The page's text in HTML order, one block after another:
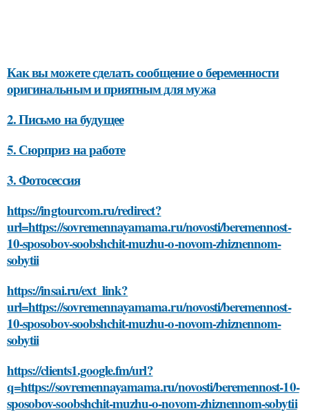
Как вы можете сделать сообщение о беременности
оригинальным и приятным для мужа
2. Письмо на будущее
5. Сюрприз на работе
3. Фотосессия
https://ingtourcom.ru/redirect?
url=https://sovremennayamama.ru/novosti/beremennost-
10-sposobov-soobshchit-muzhu-o-novom-zhiznennom-
sobytii
https://insai.ru/ext_link?
url=https://sovremennayamama.ru/novosti/beremennost-
10-sposobov-soobshchit-muzhu-o-novom-zhiznennom-
sobytii
https://clients1.google.fm/url?
q=https://sovremennayamama.ru/novosti/beremennost-10-
sposobov-soobshchit-muzhu-o-novom-zhiznennom-sobytii